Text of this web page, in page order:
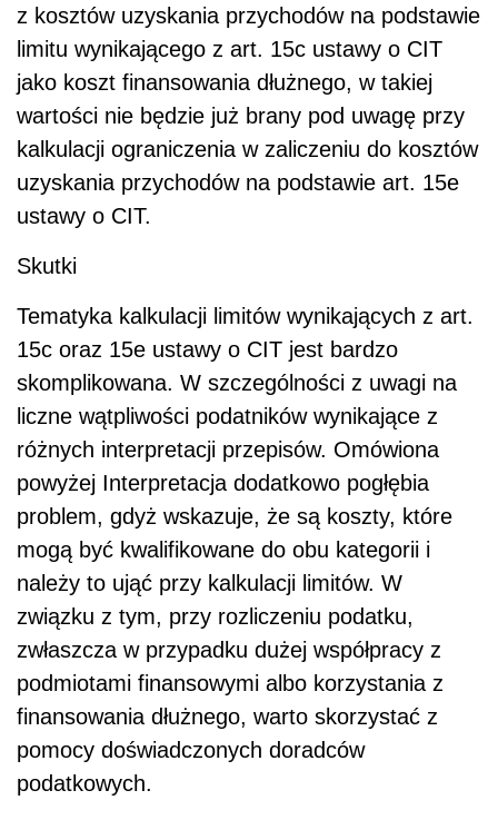
z kosztów uzyskania przychodów na podstawie
limitu wynikającego z art. 15c ustawy o CIT
jako koszt finansowania dłużnego, w takiej
wartości nie będzie już brany pod uwagę przy
kalkulacji ograniczenia w zaliczeniu do kosztów
uzyskania przychodów na podstawie art. 15e
ustawy o CIT.
Skutki
Tematyka kalkulacji limitów wynikających z art.
15c oraz 15e ustawy o CIT jest bardzo
skomplikowana. W szczególności z uwagi na
liczne wątpliwości podatników wynikające z
różnych interpretacji przepisów. Omówiona
powyżej Interpretacja dodatkowo pogłębia
problem, gdyż wskazuje, że są koszty, które
mogą być kwalifikowane do obu kategorii i
należy to ująć przy kalkulacji limitów. W
związku z tym, przy rozliczeniu podatku,
zwłaszcza w przypadku dużej współpracy z
podmiotami finansowymi albo korzystania z
finansowania dłużnego, warto skorzystać z
pomocy doświadczonych doradców
podatkowych.